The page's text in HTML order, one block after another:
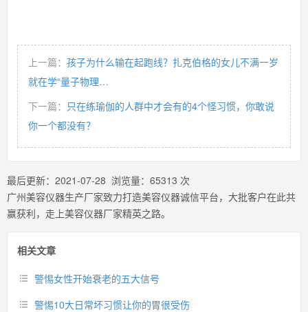
上一篇： 孩子为什么输在起跑线？扎克伯格的女儿不满一岁
就在学“量子物理…
下一篇： 只在练瑜伽的人群中才会有的4个怪习惯，你敢说
你一个都没有？
最后更新： 2021-07-28 浏览量： 65313 次
广州美容仪器生产厂家致力打造美容仪器诚信平台，大批客户在此共
赢获利，走上美容仪器厂家精英之路。
相关文章
警惕女性开始衰老的五大信号
警惕10大日常坏习惯让你的胃很受伤